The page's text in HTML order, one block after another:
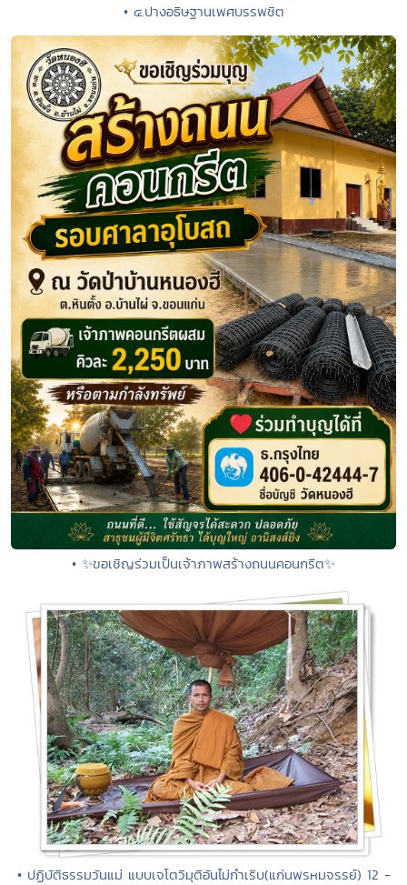
• ๔.ปางอธิษฐานเพศบรรพชิต
• ✨ขอเชิญร่วมเป็นเจ้าภาพสร้างถนนคอนกรีต✨
• ปฏิบัติธรรมวันแม่ แบบเจโตวิมุติอันไม่กำเริบ(แก่นพรหมจรรย์) 12 -